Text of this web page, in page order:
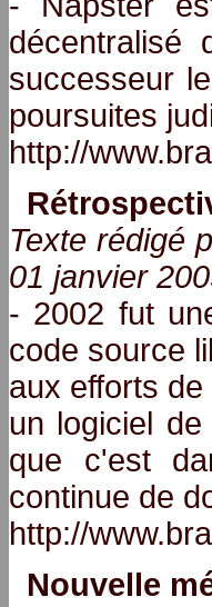
décentralisé
successeur
poursuites
http://
Texte rédigé
01 janvier
- 2002 fut
code source
aux efforts
un logiciel
que c'est
continue de
http://
Nouvelle